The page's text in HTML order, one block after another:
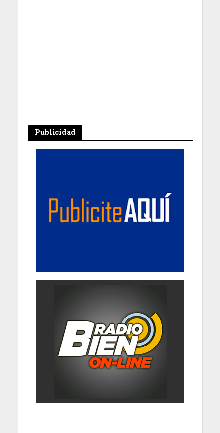
Publicidad